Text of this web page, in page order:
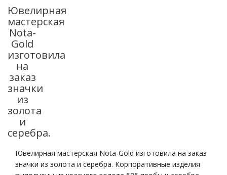
Ювелирная
мастерская
Nota-
Gold
изготовила
на
заказ
значки
из
золота
и
серебра.
Ювелирная мастерская Nota-Gold изготовила на заказ
значки из золота и серебра. Корпоративные изделия